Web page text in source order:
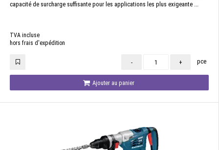
capacité de surcharge suffisante pour les applications les plus exigeante ...
TVA incluse
hors frais d'expédition
- + pce
Ajouter au panier